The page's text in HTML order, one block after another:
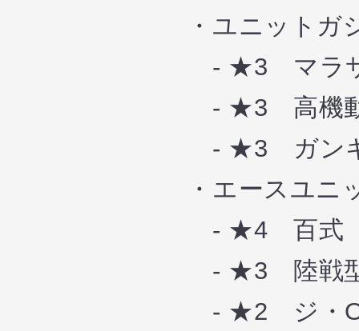
・ユニットガ
- ★3 マラサ
- ★3 高機動
- ★3 ガンキ
・エースユニ
- ★4 百
- ★3 陸戦
- ★2 ジ・